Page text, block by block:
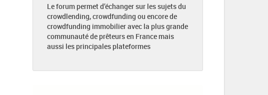
Le forum permet d’échanger sur les sujets du
crowdlending, crowdfunding ou encore de
crowdfunding immobilier avec la plus grande
communauté de prêteurs en France mais
aussi les principales plateformes